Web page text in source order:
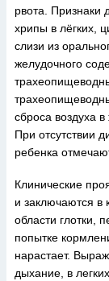
рвота. Признаки
хрипы в лёгких,
слизи из
желудочного
сброса воздуха
При отсутствии
ребенка
Клинические
и заключаются в
области глотки,
попытке
нарастает.
дыхание, в